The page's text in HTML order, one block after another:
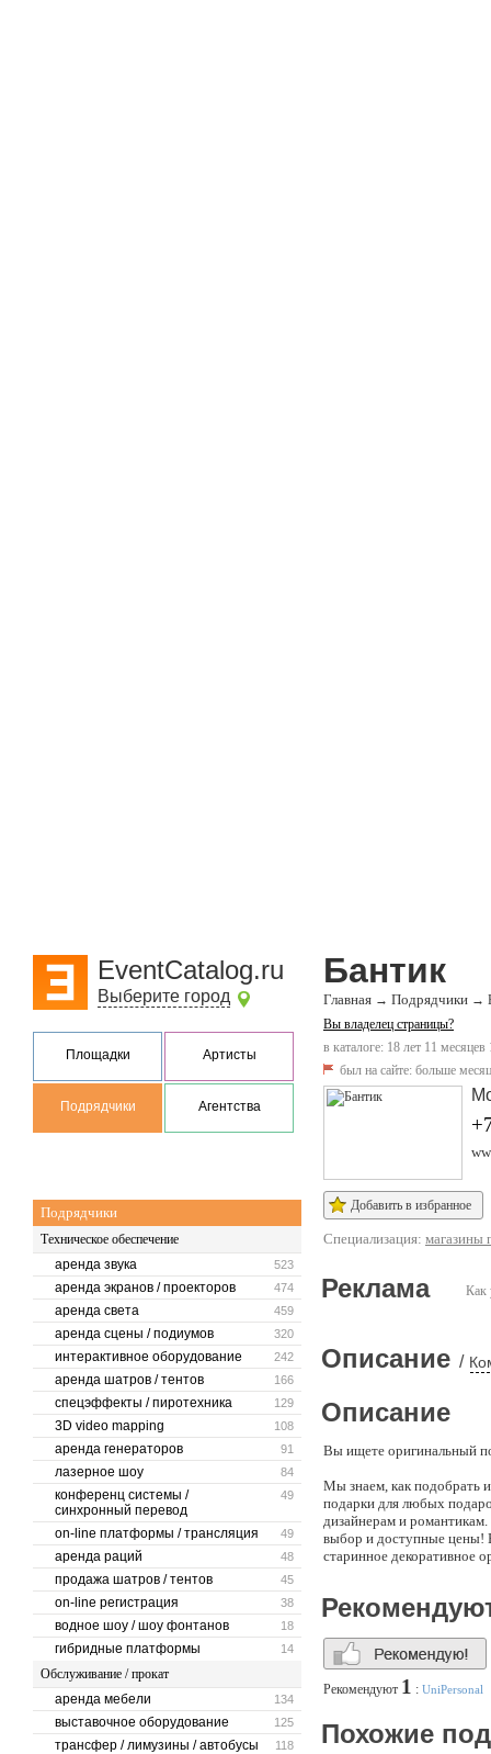
EventCatalog.ru
Выберите город
Площадки Артисты
Подрядчики Агентства
Подрядчики
Техническое обеспечение
523
аренда звука
474
аренда экранов / проекторов
459
аренда света
320
аренда сцены / подиумов
242
интерактивное оборудование
166
аренда шатров / тентов
129
спецэффекты / пиротехника
108
3D video mapping
91
аренда генераторов
84
лазерное шоу
49
конференц системы /
синхронный перевод
49
on-line платформы / трансляция
48
аренда раций
45
продажа шатров / тентов
38
on-line регистрация
18
водное шоу / шоу фонтанов
14
гибридные платформы
Обслуживание / прокат
134
аренда мебели
125
выставочное оборудование
118
трансфер / лимузины / автобусы
Бантик
Главная → Подрядчики →
Вы владелец страницы?
в каталоге: 18 лет 11 месяцев
был на сайте: больше
Добавить в избранное
Специализация: магазины
Как
Реклама
Описание /
Описание
Вы ищете оригинальный
Мы знаем, как подобрать
подарки для любых
дизайнерам и
выбор и доступные цены!
старинное декоративное
Если Вы по какой-то
позвоните нам, мы Вам
доставить радость
Рекомендуют 1 : UniPersonal
Похожие